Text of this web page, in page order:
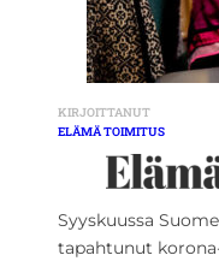
KIRJOITTANUT
ELÄMÄ TOIMITUS
Syyskuussa
tapahtunut